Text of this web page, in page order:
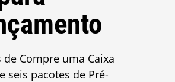
Compre uma Caixa
seis pacotes de Pré-